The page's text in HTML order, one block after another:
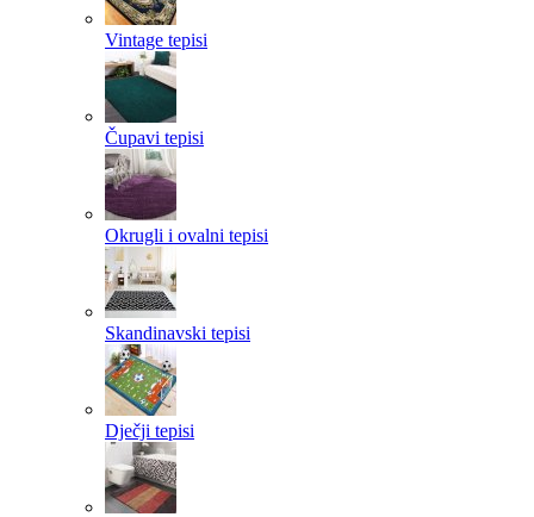
Vintage tepisi
Čupavi tepisi
Okrugli i ovalni tepisi
Skandinavski tepisi
Dječji tepisi